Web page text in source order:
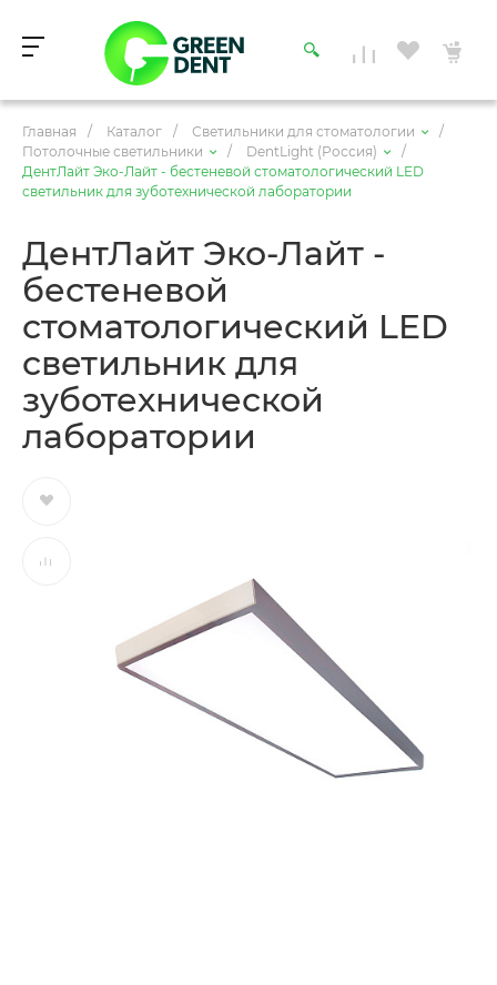
Главная / Каталог / Светильники для стоматологии
/
Потолочные светильники
/ DentLight (Россия)
/
ДентЛайт Эко-Лайт - бестеневой стоматологический LED
светильник для зуботехнической лаборатории
ДентЛайт Эко-Лайт -
бестеневой
стоматологический LED
светильник для
зуботехнической
лаборатории